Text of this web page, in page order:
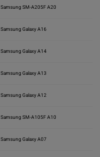
Samsung SM-A205F A20
Samsung Galaxy A16
Samsung Galaxy A14
Samsung Galaxy A13
Samsung Galaxy A12
Samsung SM-A105F A10
Samsung Galaxy A07